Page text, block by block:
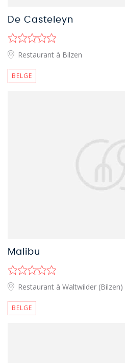
De Casteleyn
Restaurant à Bilzen
BELGE
Malibu
Restaurant à Waltwilder (Bilzen)
BELGE